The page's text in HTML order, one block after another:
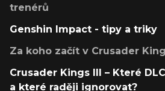
trenérů
Genshin Impact - tipy a triky
Za koho začít v Crusader
Crusader Kings III – Které
a které raději ignorovat?